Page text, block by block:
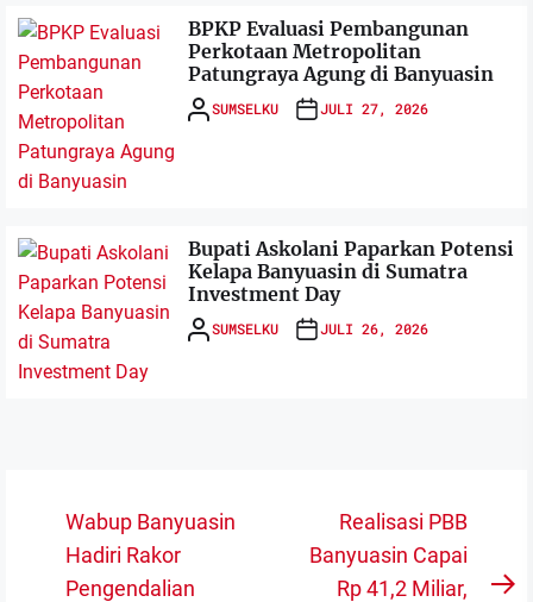
BPKP Evaluasi Pembangunan
Perkotaan Metropolitan
Patungraya Agung di Banyuasin
SUMSELKU JULI 27, 2026
Bupati Askolani Paparkan Potensi
Kelapa Banyuasin di Sumatra
Investment Day
SUMSELKU JULI 26, 2026
Navigasi
pos
Wabup Banyuasin
Hadiri Rakor
Pengendalian
Realisasi PBB
Banyuasin Capai
Rp 41,2 Miliar,